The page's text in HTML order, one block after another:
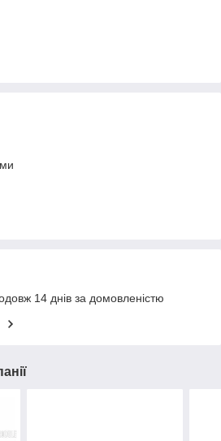
14 днів за домовленістю